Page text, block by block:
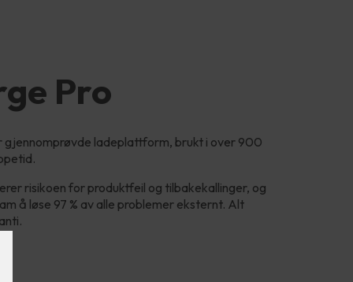
Pro
gjennomprøvde ladeplattform, brukt i over 900
risikoen for produktfeil og tilbakekallinger, og
å løse 97 % av alle problemer eksternt. Alt